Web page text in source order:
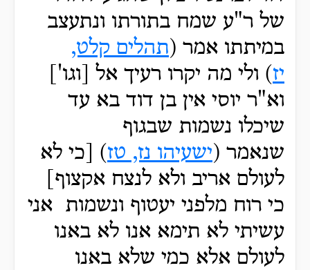
של ר"ע שמח בתורתו ונתעצב
במיתתו אמר (תהלים קלט,
יז) ולי מה יקרו רעיך אל [וגו']
וא"ר יוסי אין בן דוד בא עד
שיכלו נשמות שבגוף
שנאמר (ישעיהו נז, טז) [כי לא
לעולם אריב ולא לנצח אקצוף]
כי רוח מלפני יעטוף ונשמות אני
עשיתי לא תימא אנו לא באנו
לעולם אלא כמי שלא באנו